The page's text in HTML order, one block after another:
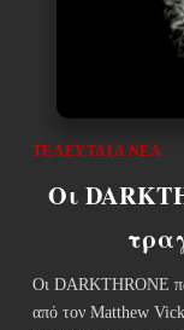
ΤΕΛΕΥΤΑΊΑ ΝΈΑ
Οι
Οι DARKTHRONE
από τον Matthew